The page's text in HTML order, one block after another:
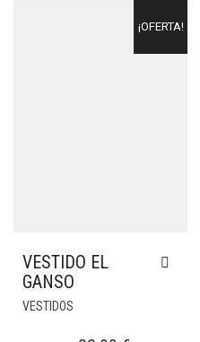
¡OFERTA!
VESTIDO EL
GANSO
VESTIDOS